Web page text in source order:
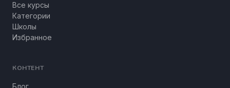
Все курсы
Категории
Школы
Избранное
КОНТЕНТ
Блог